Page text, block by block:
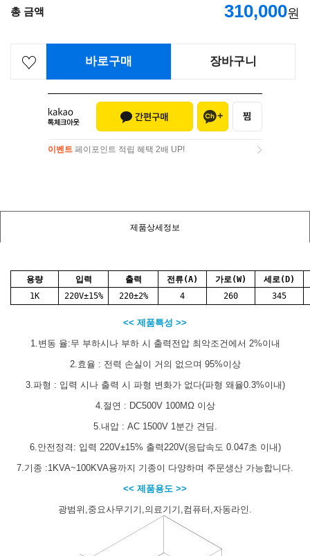
총 금액 310,000원
바로구매 장바구니
이벤트 페이포인트 적립 혜택 2배 UP!
제품상세정보
용량 입력 출력 전류(A) 가로(W)
세로(D)
1K
220V±15% 220±2% 4 260 345
<< 제품특성 >>
1.변동 율:무 부하시나 부하 시 출력전압 최악조건에서 2%이내
2.효율 : 전력 손실이 거의 없으며 95%이상
3.파형 : 입력 시나 출력 시 파형 변화가 없다(파형 왜율0.3%이내)
4.절연 : DC500V 100MΩ 이상
5.내압 : AC 1500V 1분간 견딤.
6.안전정격: 입력 220V±15% 출력220V(응답속도 0.047초 이내)
7.기종 :1KVA~100KVA용까지 기종이 다양하며 주문생산 가능합니다.
<< 제품용도 >>
광범위,중요사무기기,의료기기,컴퓨터,자동라인.